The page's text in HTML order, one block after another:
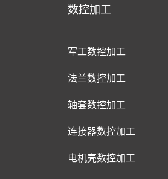
数控加工
军工数控加工
法兰数控加工
轴套数控加工
连接器数控加工
电机壳数控加工